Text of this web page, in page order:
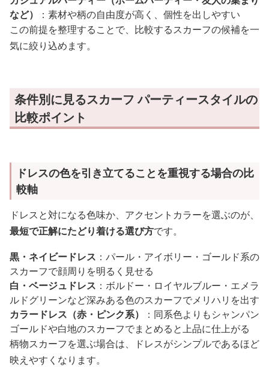
など）
：素材や柄の自由度が高く、個性を出しやすい
この前提を整理することで、比較するスカーフの候補を一
気に絞り込めます。
条件別に見るスカーフ パーティースタイルの
比較ポイント
ドレスの色を引き立てることを重視する場合の比
較軸
ドレスと対になる色味か、アクセントカラーを選ぶのが、
最短で正解にたどり着ける選び方です。
黒・ネイビードレス ：パール・アイボリー・ゴールド系の
スカーフで顔周りを明るく見せる
白・ベージュドレス ：ボルドー・ロイヤルブルー・エメラ
ルドグリーンなど深みある色のスカーフでメリハリを出す
カラードレス（赤・ピンク系）
：同系色よりもシャンパン
ゴールドや白地のスカーフでまとめると上品に仕上がる
柄物スカーフを選ぶ場合は、ドレスがシンプルであるほど
映えやすくなります。